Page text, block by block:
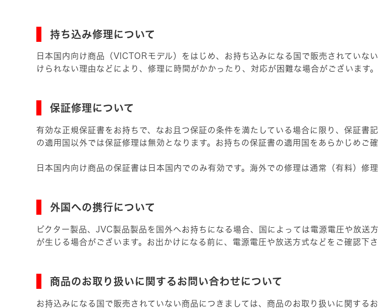
持ち込み修理について
日本国内向け商品（VICTORモデル）をはじめ、お持ち込みになる国で販売されていな
けられない理由などにより、修理に時間がかかったり、対応が困難な場合がございます
保証修理について
有効な正規保証書をお持ちで、なお且つ保証の条件を満たしている場合に限り、保証書
の適用国以外では保証修理は無効となります。お持ちの保証書の適用国をあらかじめご確
日本国内向け商品の保証書は日本国内でのみ有効です。海外での修理は通常（有料）修理
外国への携行について
ビクター製品、JVC製品製品を国外へお持ちになる場合、国によっては電源電圧や放
が生じる場合がございます。お出かけになる前に、電源電圧や放送方式などをご確認下さ
商品のお取り扱いに関するお問い合わせについて
お持込みになる国で販売されていない商品につきましては、商品のお取り扱いに関する